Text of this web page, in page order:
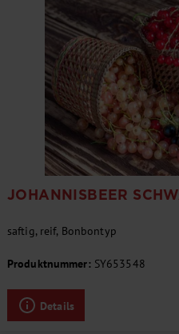
JOHANNISBEER
saftig, reif, Bonbontyp
Produktnummer: SY653548
Details